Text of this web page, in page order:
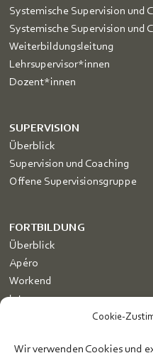
Cookie-
Wir verwenden Cookies und
Systemische Supervision und
Systemische Supervision und
Weiterbildungsleitung
Lehrsupervisor*innen
Dozent*innen
SUPERVISION
Überblick
Supervision und Coaching
Offene Supervisionsgruppe
FORTBILDUNG
Überblick
Apéro
Workend
Intenso
Zertifikatskurs